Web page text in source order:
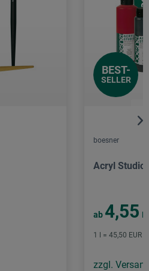
BEST-
SELLER
boesner
Acryl Studio
ab 4,55
1 l = 45,50 EUR
zzgl.